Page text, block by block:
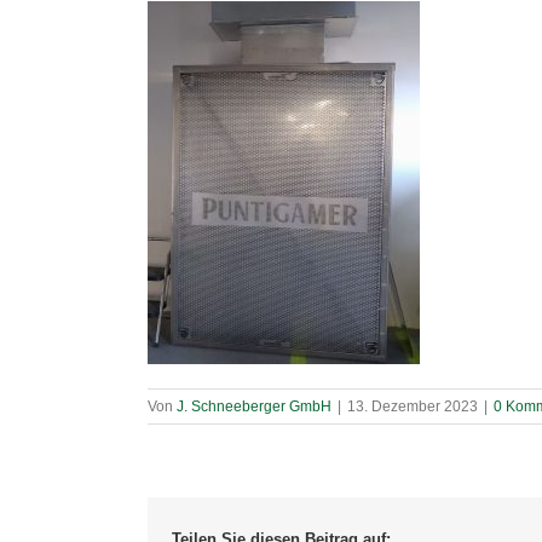
Von J. Schneeberger GmbH | 13. Dezember 2023 | 0